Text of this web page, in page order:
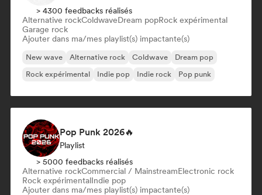
> 4300 feedbacks réalisés
Alternative rockColdwaveDream popRock expérimental
Garage rock
Ajouter dans ma/mes playlist(s) impactante(s)
New wave Alternative rock Coldwave
Dream pop
Rock expérimental
Indie pop Indie rock Pop punk
Pop Punk 2026🔥
Playlist
> 5000 feedbacks réalisés
Alternative rockCommercial / MainstreamElectronic rock
Rock expérimentalIndie pop
Ajouter dans ma/mes playlist(s) impactante(s)